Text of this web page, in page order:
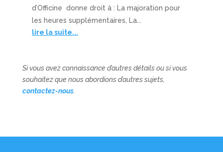
d’Officine donne droit à : La majoration pour
les heures supplémentaires, La...
lire la suite...
Si vous avez connaissance d’autres détails ou si vous
souhaitez que nous abordions d’autres sujets,
contactez-nous.